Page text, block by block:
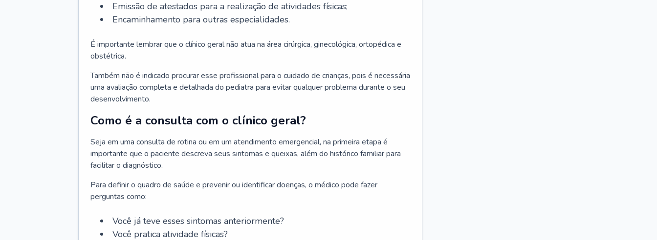
Emissão de atestados para a realização de atividades físicas;
Encaminhamento para outras especialidades.
É importante lembrar que o clínico geral não atua na área cirúrgica, ginecológica, ortopédica e
obstétrica.
Também não é indicado procurar esse profissional para o cuidado de crianças, pois é necessária
uma avaliação completa e detalhada do pediatra para evitar qualquer problema durante o seu
desenvolvimento.
Como é a consulta com o clínico geral?
Seja em uma consulta de rotina ou em um atendimento emergencial, na primeira etapa é
importante que o paciente descreva seus sintomas e queixas, além do histórico familiar para
facilitar o diagnóstico.
Para definir o quadro de saúde e prevenir ou identificar doenças, o médico pode fazer
perguntas como:
Você já teve esses sintomas anteriormente?
Você pratica atividade físicas?